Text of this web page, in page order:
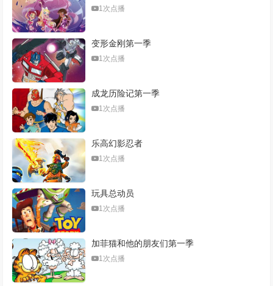
1次点播
变形金刚第一季
1次点播
成龙历险记第一季
1次点播
乐高幻影忍者
1次点播
玩具总动员
1次点播
加菲猫和他的朋友们第一季
1次点播